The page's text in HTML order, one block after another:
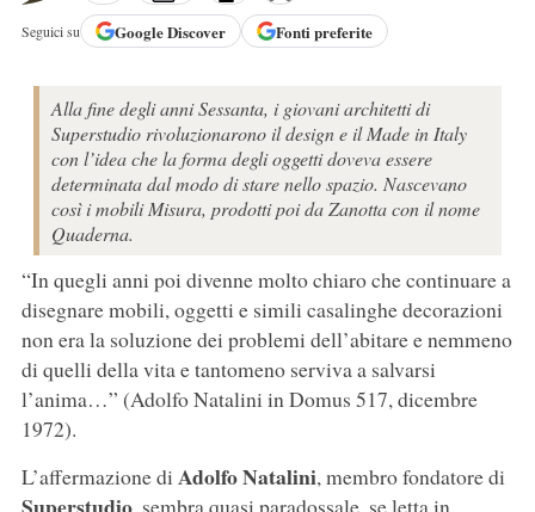
Seguici su GoogleDiscover Fonti preferite
Alla fine degli anni Sessanta, i giovani architetti di
Superstudio rivoluzionarono il design e il Made in Italy
con l’idea che la forma degli oggetti doveva essere
determinata dal modo di stare nello spazio. Nascevano
così i mobili Misura, prodotti poi da Zanotta con il nome
Quaderna.
“In quegli anni poi divenne molto chiaro che continuare a
disegnare mobili, oggetti e simili casalinghe decorazioni
non era la soluzione dei problemi dell’abitare e nemmeno
di quelli della vita e tantomeno serviva a salvarsi
l’anima…” (Adolfo Natalini in Domus 517, dicembre
1972).
L’affermazione di Adolfo Natalini, membro fondatore di
, sembra quasi paradossale, se letta in